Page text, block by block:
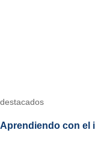
destacados
Aprendiendo con el